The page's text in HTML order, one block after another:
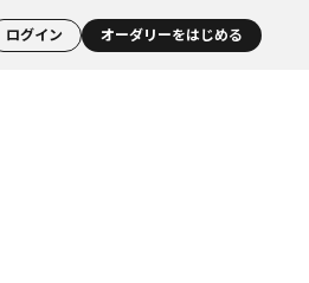
ログイン オーダリーをはじめる